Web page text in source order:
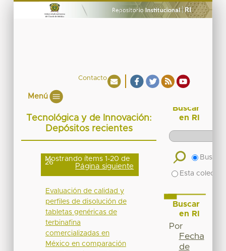
Contacto
Menú
Tecnológica y de Innovación:
Depósitos recientes
Mostrando ítems 1-20 de
26 Página siguiente
Evaluación de calidad y
perfiles de disolución de
tabletas genéricas de
terbinafina
comercializadas en
México en comparación
Buscar
en RI
Buscar
Esta
Buscar
en RI
Por
Fecha
de